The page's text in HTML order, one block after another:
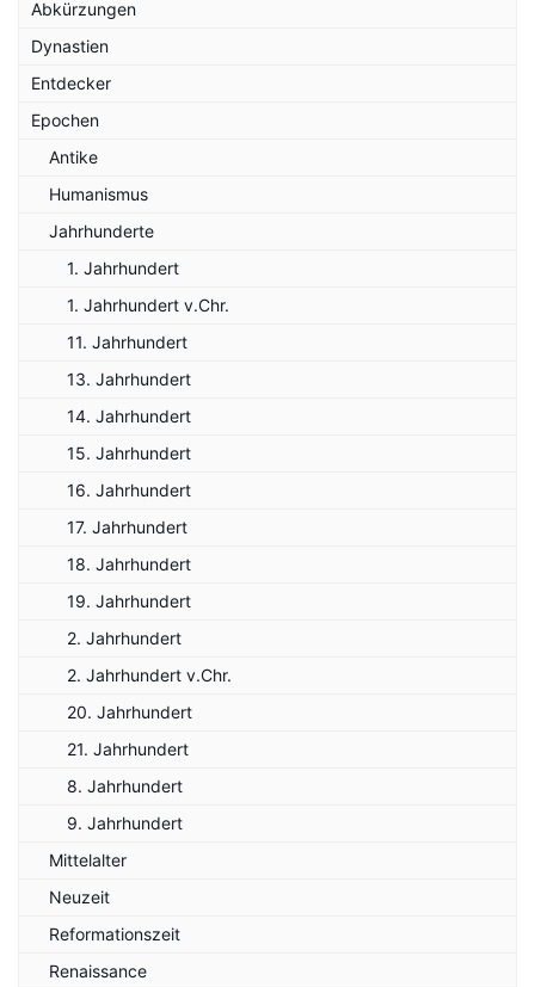
Abkürzungen
Dynastien
Entdecker
Epochen
Antike
Humanismus
Jahrhunderte
1. Jahrhundert
1. Jahrhundert v.Chr.
11. Jahrhundert
13. Jahrhundert
14. Jahrhundert
15. Jahrhundert
16. Jahrhundert
17. Jahrhundert
18. Jahrhundert
19. Jahrhundert
2. Jahrhundert
2. Jahrhundert v.Chr.
20. Jahrhundert
21. Jahrhundert
8. Jahrhundert
9. Jahrhundert
Mittelalter
Neuzeit
Reformationszeit
Renaissance